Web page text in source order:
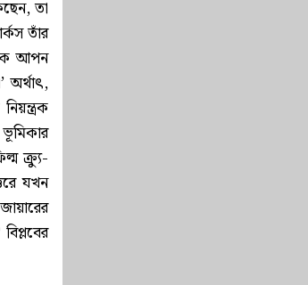
তা
তাঁর
আপন
অর্থাৎ,
ক্র্যু-
যখন